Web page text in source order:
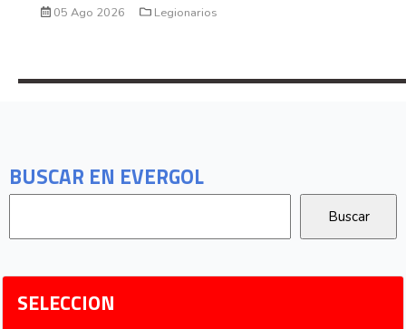
BUSCAR EN EVERGOL
SELECCION
05 Ago 2026 Legionarios